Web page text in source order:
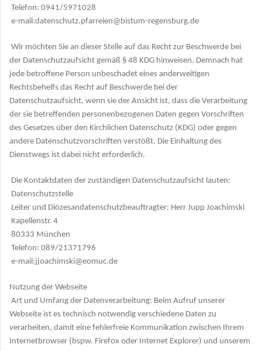
Telefon: 0941/5971028
e-mail:datenschutz.pfarreien@bistum-regensburg.de
Wir möchten Sie an dieser Stelle auf das Recht zur Beschwerde bei
der Datenschutzaufsicht gemäß § 48 KDG hinweisen. Demnach hat
jede betroffene Person unbeschadet eines anderweitigen
Rechtsbehelfs das Recht auf Beschwerde bei der
Datenschutzaufsicht, wenn sie der Ansicht ist, dass die Verarbeitung
der sie betreffenden personenbezogenen Daten gegen Vorschriften
des Gesetzes über den Kirchlichen Datenschutz (KDG) oder gegen
andere Datenschutzvorschriften verstößt. Die Einhaltung des
Dienstwegs ist dabei nicht erforderlich.
Die Kontaktdaten der zuständigen Datenschutzaufsicht lauten:
Datenschutzstelle
Leiter und Diözesandatenschutzbeauftragter: Herr Jupp Joachimski
Kapellenstr. 4
80333 München
Telefon: 089/21371796
e-mail:jjoachimski@eomuc.de
Nutzung der Webseite
Art und Umfang der Datenverarbeitung: Beim Aufruf unserer
Webseite ist es technisch notwendig verschiedene Daten zu
verarbeiten, damit eine fehlerfreie Kommunikation zwischen Ihrem
Internetbrowser (bspw. Firefox oder Internet Explorer) und unserem